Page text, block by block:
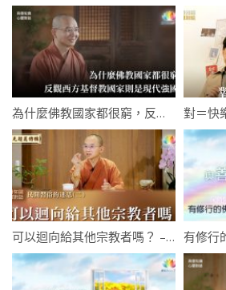
為什麼佛教國家都很窮，反觀西方基督教國家則是現代強國？ 對＝快
可以迴向給其他宗教者嗎？ – 民間習俗的迷思(二) 有修行